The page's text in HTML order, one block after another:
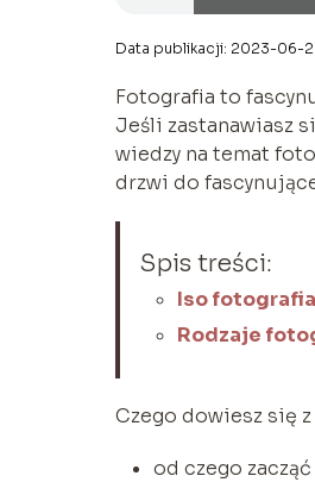
Data publikacji: 2023-06-
Fotografia to
Jeśli zastanawiasz
wiedzy na temat
drzwi do
Spis treści:
Iso
Rodzaje
Czego dowiesz się z
od czego